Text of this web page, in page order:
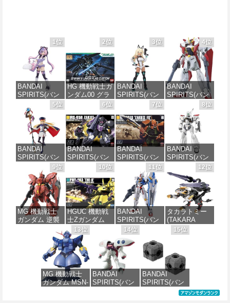
1位
BANDAI
SPIRITS(バン
ダイ スピリッ
ツ) 30MS SIS-
J00 メルンジ
ャ[カラーA] 色
分け済みプラ
モデル
価格：¥4,200
2位
HG 機動戦士ガ
ンダム00 グラ
ハム専用ユニ
オンフラッグ
カスタム 1/144
スケール 色分
け済みプラモ
デル
価格：¥1,850
3位
BANDAI
SPIRITS(バン
ダイスピリッ
ツ) 30MS SIS-
H00 セスティ
エ[カラーC] 色
分け済みプラ
モデル
価格：¥4,682
4位
BANDAI
SPIRITS(バン
ダイ スピリッ
ツ) HGAW 機
動新世紀ガン
ダムX ガンダ
ムエアマスタ
ー 1/144スケー
ル 色分け済み
プラモデル
価格：¥3,782
5位
BANDAI
SPIRITS(バン
ダイ スピリッ
ツ) 30MS
Fate/Grand
Order アルトリ
ア・キャスタ
ー 色分け済み
プラモデル
価格：¥7,800
6位
BANDAI
SPIRITS(バン
ダイ スピリッ
ツ) HGUC 機動
戦士ガンダム
ザクI(黒い三連
星仕様) 1/144
スケール 色分
け済みプラモ
デル
価格：¥2,200
7位
BANDAI
SPIRITS(バン
ダイ スピリッ
ツ) HGUC
1/144 ザクII
(ガルマ専用機)
(機動戦士ガン
ダム)
価格：¥2,880
8位
BANDAI
SPIRITS(バン
ダイ スピリッ
ツ) 機動警察パ
トレイバー
EZY RG 1/48
AV-98Plus (イ
ングラム・プ
ラス) 色分け済
みプラモデル
9位
MG 機動戦士
ガンダム 逆襲
04 サザビー
Ver.Ka 1/100ス
ケール 色分け
済みプラモデ
価格：¥15,000
10位
HGUC 機動戦
士Zガンダム
PMX-003 ジ・
オ 1/144スケー
ル 色分け済み
プラモデル
価格：¥4,200
11位
BANDAI
SPIRITS(バン
ダイ スピリッ
ツ) FULL
MECHANICS
機動戦士ガン
ダム 水星の魔
女 ガンダムエ
アリアル 1/100
スケール 色分
12位
タカラトミー
(TAKARA
TOMY) T-
SPARK
MODEL リアラ
イズモデル
ZOIDS ゾイド
RMZ-025 ライ
ガーゼロファ
ルコン (ZBF)
13位
MG 機動戦士
ガンダム MSN-
14位
BANDAI
SPIRITS(バン
15位
BANDAI
SPIRITS(バン
ダイ スピリッ
ツ) カスタマイ